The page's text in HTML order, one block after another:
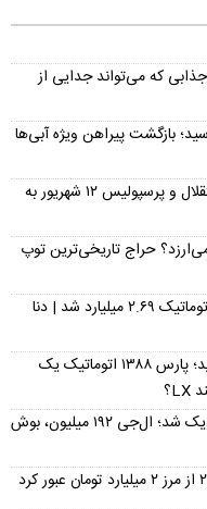
که می‌تواند جدایی از
رسید؛ بازگشت پیراهن ویژه آبی‌ها
تاریخ احتمالی دربی ۱۰۷ مشخص شد؛ استقلال و پرسپولیس ۱۲ شهریور به
۱۰ میلیون دلار می‌ارزد؟ حراج تاریخی‌ترین توپ
قیمت دنا امروز ۱۷ مرداد ۱۴۰۵؛ دنا پلاس اتوماتیک ۲.۶۹ میلیارد شد | دنا
قیمت پژو پارس کارکرده به ۱.۵ میلیارد رسید؛ پارس ۱۳۸۸ اتوماتیک یک
قیمت ماشین ظرفشویی به ۲۰۰ میلیون نزدیک شد؛ ال‌جی ۱۹۲ میلیون، بوش